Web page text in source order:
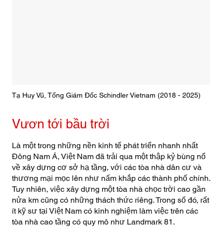
Tạ Huy Vũ, Tổng Giám Đốc Schindler Vietnam (2018 - 2025)
Vươn tới bầu trời
Là một trong những nền kinh tế phát triển nhanh nhất
Đông Nam Á, Việt Nam đã trải qua một thập kỷ bùng nổ
về xây dựng cơ sở hạ tầng, với các tòa nhà dân cư và
thương mại mọc lên như nấm khắp các thành phố chính.
Tuy nhiên, việc xây dựng một tòa nhà chọc trời cao gần
nửa km cũng có những thách thức riêng. Trong số đó, rất
ít kỹ sư tại Việt Nam có kinh nghiệm làm việc trên các
tòa nhà cao tầng có quy mô như Landmark 81.